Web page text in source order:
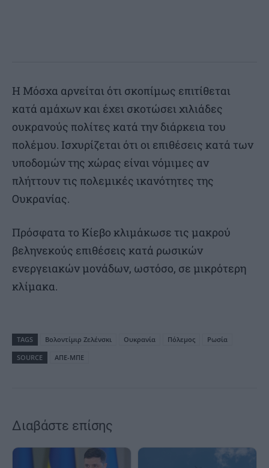
Η Μόσχα αρνείται ότι σκοπίμως επιτίθεται
κατά αμάχων και έχει σκοτώσει χιλιάδες
ουκρανούς πολίτες κατά την διάρκεια του
πολέμου. Ισχυρίζεται ότι οι επιθέσεις κατά των
υποδομών της χώρας είναι νόμιμες αν
πλήττουν τις πολεμικές ικανότητες της
Ουκρανίας.
Πρόσφατα το Κίεβο κλιμάκωσε τις μακρού
βεληνεκούς επιθέσεις κατά ρωσικών
ενεργειακών μονάδων, ωστόσο, σε μικρότερη
κλίμακα.
TAGS Βολοντίμιρ Ζελένσκι Ουκρανία Πόλεμος
Ρωσία
SOURCE
ΑΠΕ-ΜΠΕ
Διαβάστε επίσης